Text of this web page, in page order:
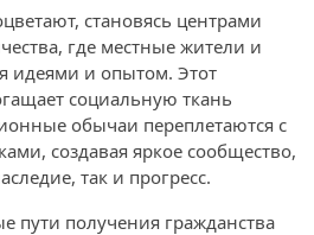
становясь центрами
где местные жители и
идеями и опытом. Этот
социальную ткань
обычаи переплетаются с
создавая яркое сообщество,
так и прогресс.
пути получения гражданства